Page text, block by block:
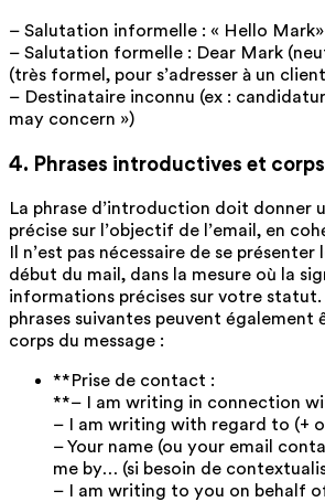
– Salutation informelle : « Hello
– Salutation formelle : Dear Mark
(très formel, pour s’adresser à un
– Destinataire inconnu (ex :
may concern »)
4. Phrases introductives et
La phrase d’introduction doit donner
précise sur l’objectif de l’email, en
Il n’est pas nécessaire de se
début du mail, dans la mesure où la
informations précises sur votre statut.
phrases suivantes peuvent également
corps du message :
**Prise de contact :
**– I am writing in connection
– I am writing with regard to (+
– Your name (ou your email
me by… (si besoin de
– I am writing to you on behalf